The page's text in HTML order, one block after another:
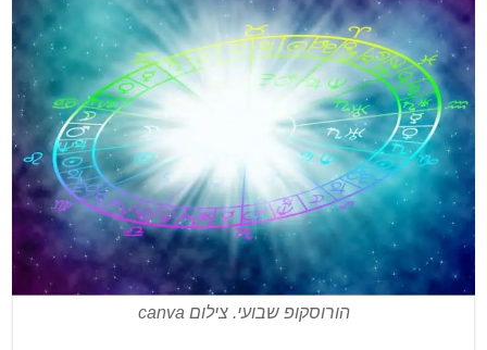
הורוסקופ שבועי. צילום canva